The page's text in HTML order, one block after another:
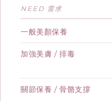
NEED 需求
一般美顏保養
加強美膚 / 排毒
關節保養 / 骨骼支撐